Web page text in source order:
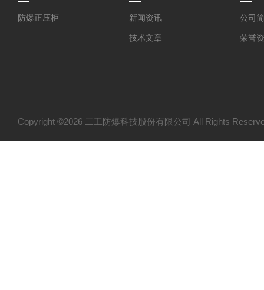
防爆正压柜 新闻资讯
技术文章
公司
荣誉
Copyright ©2026 二工防爆科技股份有限公司 All Rights